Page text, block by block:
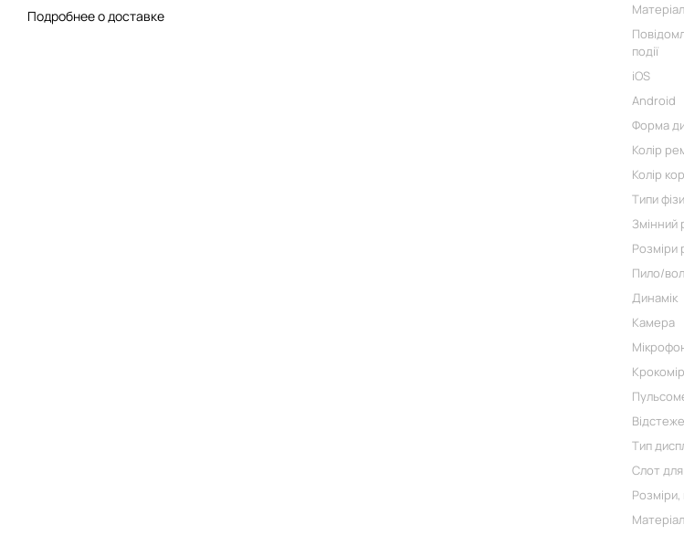
Подробнее о доставке
події
iOS
Android
Форма
Колір
Колір
Типи
Змінний
Розміри
Пило/
Динамік
Камера
Крокомір
Тип
Слот